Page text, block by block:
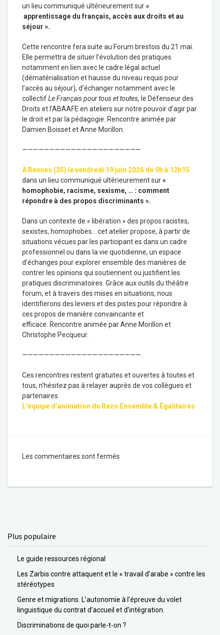
un lieu communiqué ultérieurement sur«
apprentissage du français, accès aux droits et au
séjour ».
Cette rencontre fera suite au Forum brestois du 21 mai.
Elle permettra de situer l’évolution des pratiques
notamment en lien avec le cadre légal actuel
(dématérialisation et hausse du niveau requis pour
l’accès au séjour), d’échanger notamment avec le
collectifLe Français pour tous et toutes, le Défenseur des
Droits et l’ABAAFE en ateliers sur notre pouvoir d’agir par
le droit et par la pédagogie. Rencontre animée par
Damien Boisset et Anne Morillon.
——————————————————————
À Rennes (35) le vendredi 19 juin 2026 de 9h à 12h15
dans un lieu communiqué ultérieurement sur«
homophobie, racisme, sexisme, … : comment
répondre à des propos discriminants ».
Dans un contexte de « libération » des propos racistes,
sexistes, homophobes… cet atelier propose, à partir de
situations vécues par les participant·es dans un cadre
professionnel ou dans la vie quotidienne, un espace
d’échanges pour explorer ensemble des manières de
contrer les opinions qui soutiennent ou justifient les
pratiques discriminatoires. Grâce aux outils du théâtre
forum, et à travers des mises en situations, nous
identifierons des leviers et des pistes pour répondre à
ces propos de manière convaincante et
efficace. Rencontre animée par Anne Morillon et
Christophe Pecqueur.
——————————————————————
Ces rencontres restent gratuites et ouvertes à toutes et
tous, n’hésitez pas à relayer auprès de vos collègues et
partenaires.
L’équipe d’animation du Rezo Ensemble & Égalitaires
Les commentaires sont fermés
Plus populaire
Le guide ressources régional
Les Zarbis contre attaquent et le « travail d’arabe » contre les
stéréotypes
Genre et migrations. L’autonomie à l’épreuve du volet
linguistique du contrat d’accueil et d’intégration.
Discriminations de quoi parle-t-on ?